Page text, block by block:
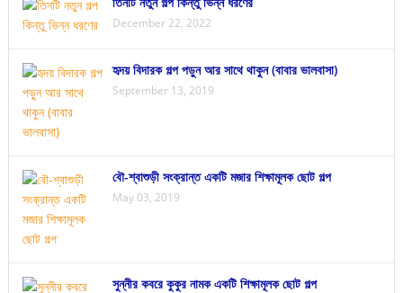
December 22, 2022
হৃদয় বিদারক গল্প পড়ুন আর সাথে থাকুন (বাবার ভালবাসা)
September 13, 2019
বৌ-শ্বাশুড়ী সংক্রান্ত একটি মজার শিক্ষামূলক ছোট গল্প
May 03, 2019
সুন্নীর কবরে কুকুর নামক একটি শিক্ষামূলক ছোট গল্প